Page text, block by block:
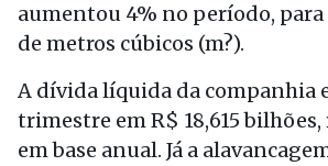
aumentou 4% no período, para
de metros cúbicos (m?).
A dívida líquida da companhia
trimestre em R$ 18,615 bilhões,
em base anual. Já a